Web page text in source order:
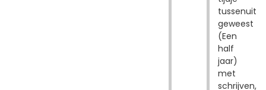
tussenuit
geweest
(Een
half
jaar)
met
schrijven,